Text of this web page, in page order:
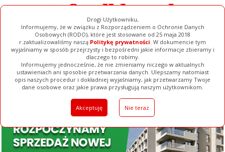
Drogi Użytkowniku,
Informujemy, że w związku z Rozporządzeniem o Ochronie Danych
Osobowych (RODO), które jest stosowane od 25 maja 2018
r.zaktualizowaliśmy naszą Politykę prywatności. W dokumencie tym
wyjaśniamy w sposób przejrzysty i bezpośredni jakie informacje zbieramy i
dlaczego to robimy.
Informujemy jednocześnie, że nie zmieniamy niczego w aktualnych
ustawieniach ani sposobie przetwarzania danych. Ulepszamy natomiast
opis naszych procedur i dokładniej wyjaśniamy, jak przetwarzamy Twoje
dane osobowe oraz jakie prawa przysługują naszym użytkownikom.
Akceptuję Nie teraz
Ogłoszenia Filmy Galerie Baza Firm Pełna Wersja